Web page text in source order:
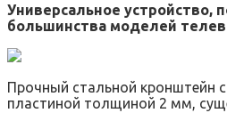
Универсальное устройство,
большинства моделей
Прочный стальной кронштейн
пластиной толщиной 2 мм,